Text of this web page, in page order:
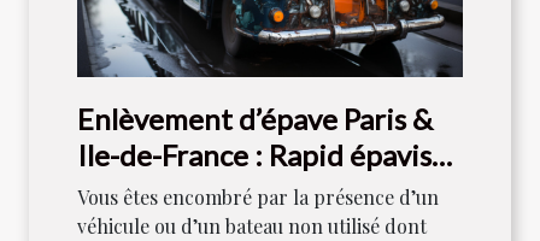
Enlèvement d’épave Paris &
Ile-de-France : Rapid épaviste
est votre référence
Vous êtes encombré par la présence d’un
véhicule ou d’un bateau non utilisé dont